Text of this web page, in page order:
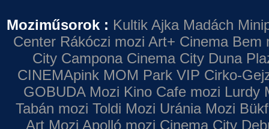
Moziműsorok : Kultik Ajka Madách
Center Rákóczi mozi Art+ Cinema Bem
City Campona Cinema City Duna
CINEMApink MOM Park VIP Cirko-
GOBUDA Mozi Kino Cafe mozi Lurdy
Tabán mozi Toldi Mozi Uránia Mozi
Art Mozi Apolló mozi Cinema City